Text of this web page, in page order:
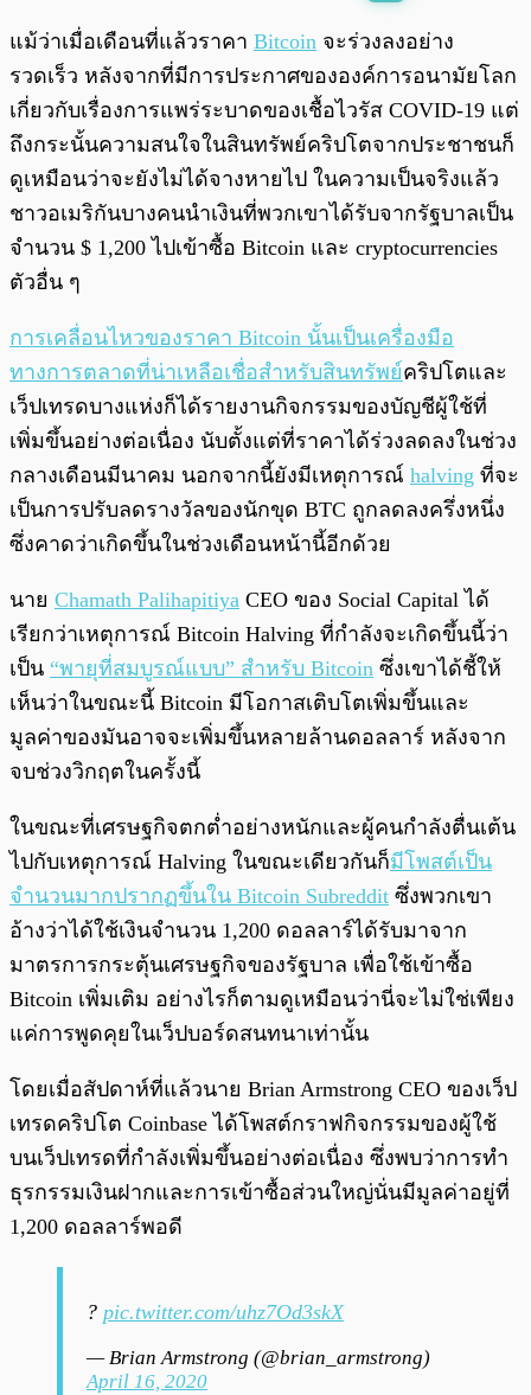
พร้อมเล่น /
แม้ว่าเมื่อเดือนที่แล้วราคา Bitcoin จะร่วงลงอย่าง
รวดเร็ว หลังจากที่มีการประกาศขององค์การอนามัยโลก
เกี่ยวกับเรื่องการแพร่ระบาดของเชื้อไวรัส COVID-19 แต่
ถึงกระนั้นความสนใจในสินทรัพย์คริปโตจากประชาชนก็
ดูเหมือนว่าจะยังไม่ได้จางหายไป ในความเป็นจริงแล้ว
ชาวอเมริกันบางคนนำเงินที่พวกเขาได้รับจากรัฐบาลเป็น
จำนวน $ 1,200 ไปเข้าซื้อ Bitcoin และ cryptocurrencies
ตัวอื่น ๆ
การเคลื่อนไหวของราคา Bitcoin นั้นเป็นเครื่องมือ
ทางการตลาดที่น่าเหลือเชื่อสำหรับสินทรัพย์คริปโตและ
เว็ปเทรดบางแห่งก็ได้รายงานกิจกรรมของบัญชีผู้ใช้ที่
เพิ่มขึ้นอย่างต่อเนื่อง นับตั้งแต่ที่ราคาได้ร่วงลดลงในช่วง
กลางเดือนมีนาคม นอกจากนี้ยังมีเหตุการณ์ halving ที่จะ
เป็นการปรับลดรางวัลของนักขุด BTC ถูกลดลงครึ่งหนึ่ง
ซึ่งคาดว่าเกิดขึ้นในช่วงเดือนหน้านี้อีกด้วย
นาย Chamath Palihapitiya CEO ของ Social Capital ได้
เรียกว่าเหตุการณ์ Bitcoin Halving ที่กำลังจะเกิดขึ้นนี้ว่า
เป็น “พายุที่สมบูรณ์แบบ” สำหรับ Bitcoin ซึ่งเขาได้ชี้ให้
เห็นว่าในขณะนี้ Bitcoin มีโอกาสเติบโตเพิ่มขึ้นและ
มูลค่าของมันอาจจะเพิ่มขึ้นหลายล้านดอลลาร์ หลังจาก
จบช่วงวิกฤตในครั้งนี้
ในขณะที่เศรษฐกิจตกต่ำอย่างหนักและผู้คนกำลังตื่นเต้น
ไปกับเหตุการณ์ Halving ในขณะเดียวกันก็มีโพสต์เป็น
จำนวนมากปรากฏขึ้นใน Bitcoin Subreddit ซึ่งพวกเขา
อ้างว่าได้ใช้เงินจำนวน 1,200 ดอลลาร์ได้รับมาจาก
มาตรการกระตุ้นเศรษฐกิจของรัฐบาล เพื่อใช้เข้าซื้อ
Bitcoin เพิ่มเติม อย่างไรก็ตามดูเหมือนว่านี่จะไม่ใช่เพียง
แค่การพูดคุยในเว็ปบอร์ดสนทนาเท่านั้น
โดยเมื่อสัปดาห์ที่แล้วนาย Brian Armstrong CEO ของเว็ป
เทรดคริปโต Coinbase ได้โพสต์กราฟกิจกรรมของผู้ใช้
บนเว็ปเทรดที่กำลังเพิ่มขึ้นอย่างต่อเนื่อง ซึ่งพบว่าการทำ
ธุรกรรมเงินฝากและการเข้าซื้อส่วนใหญ่นั่นมีมูลค่าอยู่ที่
1,200 ดอลลาร์พอดี
? pic.twitter.com/uhz7Od3skX
— Brian Armstrong (@brian_armstrong)
April 16, 2020